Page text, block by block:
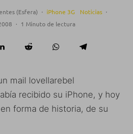
(Esfera) · iPhone 3G Noticias ·
· 1 Minuto de lectura
mail lovellarebel
recibido su iPhone, y hoy
forma de historia, de su